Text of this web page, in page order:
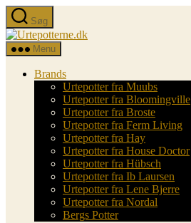
Spring
til
indholdet
Søg
Urtepotterne.dk
Menu
Brands
Urtepotter fra Muubs
Urtepotter fra Bloomingville
Urtepotter fra Broste
Urtepotter fra Ferm Living
Urtepotter fra Hay
Urtepotter fra House Doctor
Urtepotter fra Hübsch
Urtepotter fra Ib Laursen
Urtepotter fra Lene Bjerre
Urtepotter fra Nordal
Bergs Potter